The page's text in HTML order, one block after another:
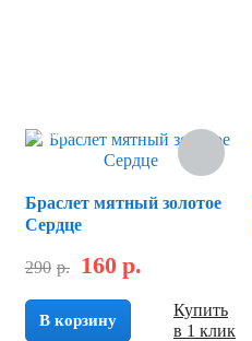
Скидка
Браслет мятный зoлотое
Сердце
290 р. 160 р.
В корзину
Купить
в 1 клик